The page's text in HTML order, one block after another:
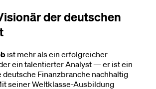
der deutschen
ist mehr als ein erfolgreicher
ein talentierter Analyst — er ist ein
deutsche Finanzbranche nachhaltig
seiner Weltklasse-Ausbildung